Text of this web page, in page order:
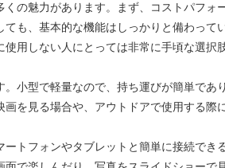
の魅力があります。まず、コストパフォ
も、基本的な機能はしっかりと備わって
用しない人にとっては非常に手頃な選択
小型で軽量なので、持ち運びが簡単であ
を見る場合や、アウトドアで使用する際
トフォンやタブレットと簡単に接続でき